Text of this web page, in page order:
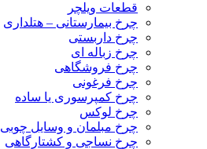
قطعات ویلچر
چرخ بیمارستانی – هتلداری
چرخ داربستی
چرخ زباله ای
چرخ فروشگاهی
چرخ فرغونی
چرخ کمپرسوری یا ساده
چرخ لوکس
چرخ مبلمان و وسایل چوبی
چرخ نساجی و کشتارگاهی